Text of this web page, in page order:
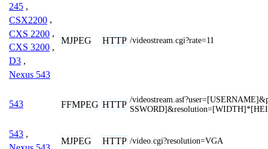
245 ,
CSX2200 ,
CXS 2200 ,
CXS 3200 ,
D3 ,
Nexus 543
MJPEG HTTP /videostream.cgi?rate=11
543 FFMPEG HTTP /
543 ,
MJPEG HTTP /video.cgi?resolution=VGA